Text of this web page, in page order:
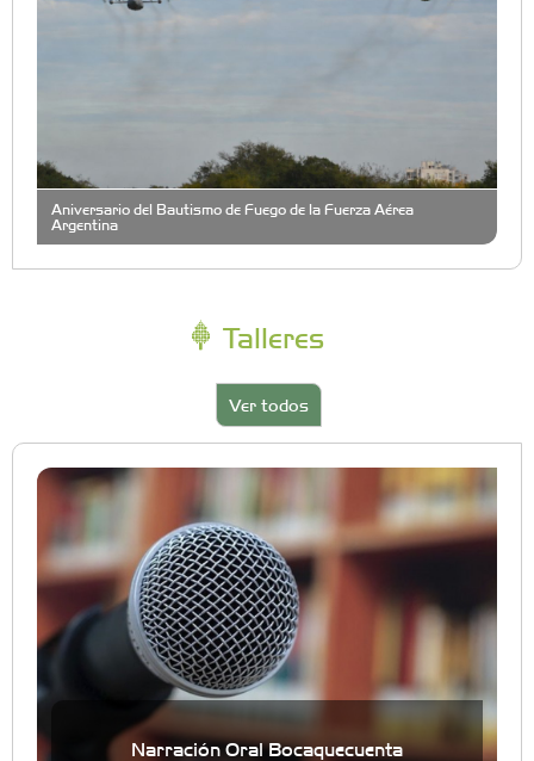
Aniversario del Bautismo de Fuego de la Fuerza Aérea
Argentina
Talleres
Ver todos
Narración Oral Bocaquecuenta